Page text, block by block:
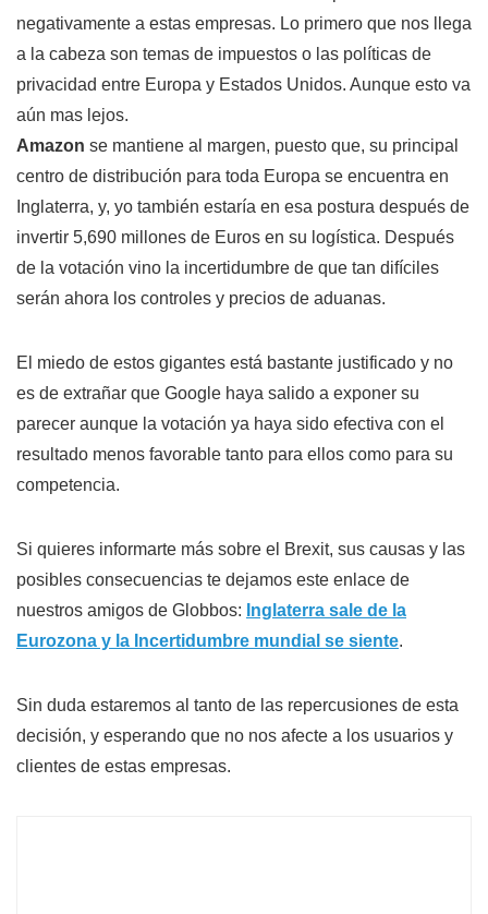
negativamente a estas empresas. Lo primero que nos llega
a la cabeza son temas de impuestos o las políticas de
privacidad entre Europa y Estados Unidos. Aunque esto va
aún mas lejos.
Amazon se mantiene al margen, puesto que, su principal
centro de distribución para toda Europa se encuentra en
Inglaterra, y, yo también estaría en esa postura después de
invertir 5,690 millones de Euros en su logística. Después
de la votación vino la incertidumbre de que tan difíciles
serán ahora los controles y precios de aduanas.
El miedo de estos gigantes está bastante justificado y no
es de extrañar que Google haya salido a exponer su
parecer aunque la votación ya haya sido efectiva con el
resultado menos favorable tanto para ellos como para su
competencia.
Si quieres informarte más sobre el Brexit, sus causas y las
posibles consecuencias te dejamos este enlace de
nuestros amigos de Globbos: Inglaterra sale de la
Eurozona y la Incertidumbre mundial se siente.
Sin duda estaremos al tanto de las repercusiones de esta
decisión, y esperando que no nos afecte a los usuarios y
clientes de estas empresas.